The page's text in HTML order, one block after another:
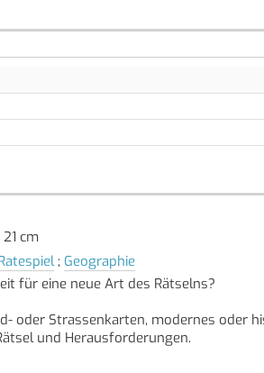
cm
; Geographie
für eine neue Art des Rätselns?
oder Strassenkarten, modernes oder
und Herausforderungen.